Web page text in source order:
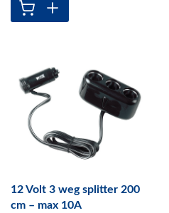
12 Volt 3 weg splitter 200
cm – max 10A